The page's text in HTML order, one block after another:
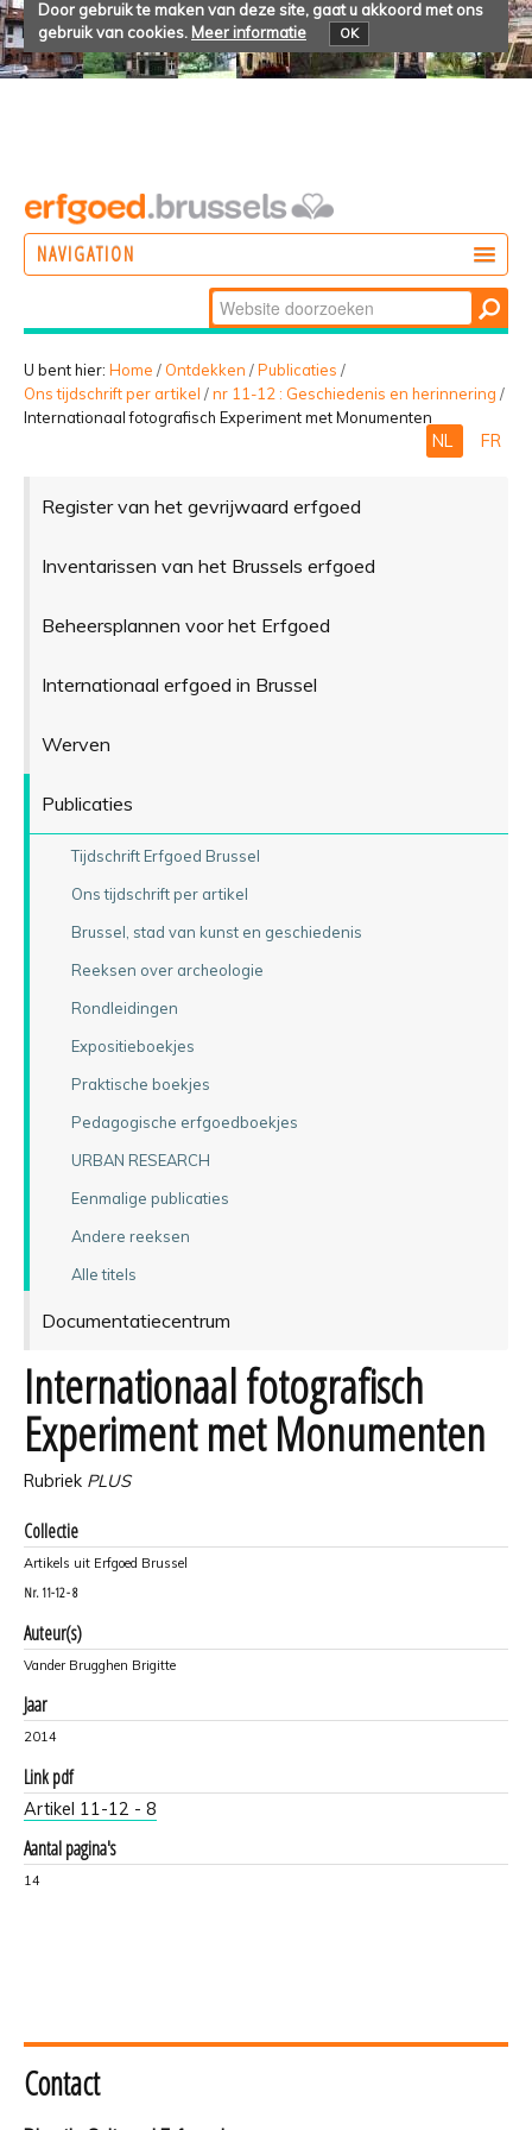
Door gebruik te maken van deze site, gaat u akkoord met ons
gebruik van cookies. Meer informatie OK
NAVIGATION
BELEVEN
Zoek
Geavanceerd
zoeken...
U bent hier: Home / Ontdekken /Publicaties /
Ons tijdschrift per artikel /nr 11-12 : Geschiedenis en herinnering /
Internationaal fotografisch Experiment met Monumenten
NL FR
Register van het gevrijwaard erfgoed
Inventarissen van het Brussels erfgoed
Beheersplannen voor het Erfgoed
Internationaal erfgoed in Brussel
Werven
Publicaties
Tijdschrift Erfgoed Brussel
Ons tijdschrift per artikel
Brussel, stad van kunst en geschiedenis
Reeksen over archeologie
Rondleidingen
Expositieboekjes
Praktische boekjes
Pedagogische erfgoedboekjes
URBAN RESEARCH
Eenmalige publicaties
Andere reeksen
Alle titels
Documentatiecentrum
Internationaal fotografisch
Experiment met Monumenten
Rubriek PLUS
Collectie
Artikels uit Erfgoed Brussel
Nr. 11-12 - 8
Auteur(s)
Vander Brugghen Brigitte
Jaar
2014
Link pdf
Artikel 11-12 - 8
Aantal pagina's
14
Contact